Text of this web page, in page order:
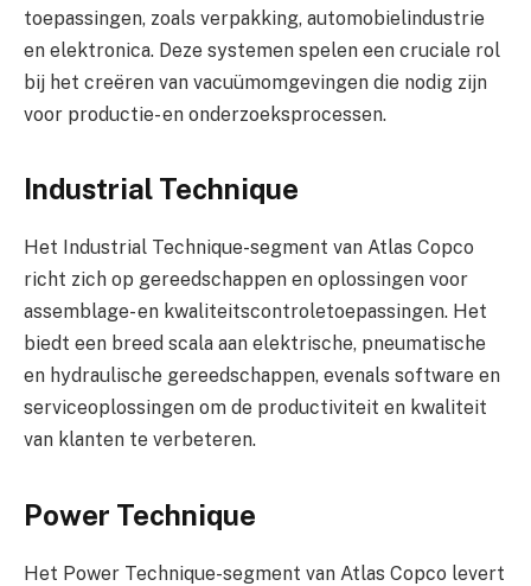
toepassingen, zoals verpakking, automobielindustrie
en elektronica. Deze systemen spelen een cruciale rol
bij het creëren van vacuümomgevingen die nodig zijn
voor productie- en onderzoeksprocessen.
Industrial Technique
Het Industrial Technique-segment van Atlas Copco
richt zich op gereedschappen en oplossingen voor
assemblage- en kwaliteitscontroletoepassingen. Het
biedt een breed scala aan elektrische, pneumatische
en hydraulische gereedschappen, evenals software en
serviceoplossingen om de productiviteit en kwaliteit
van klanten te verbeteren.
Power Technique
Het Power Technique-segment van Atlas Copco levert